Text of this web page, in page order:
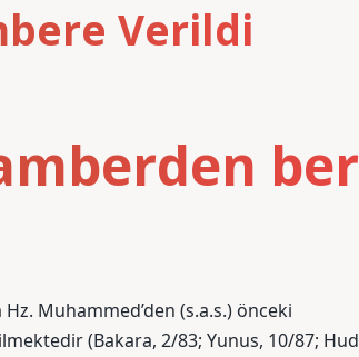
Verildi
Hz. Muhammed’den (s.a.s.) önceki
(Bakara, 2/83; Yunus, 10/87;